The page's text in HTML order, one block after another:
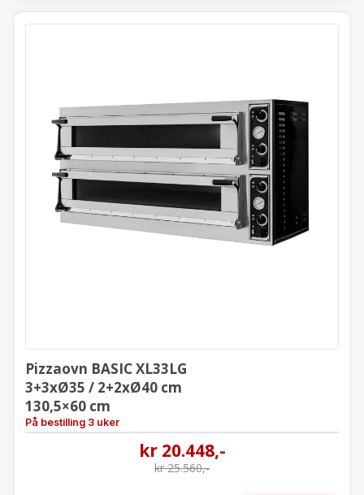
Pizzaovn BASIC XL33LG
3+3xØ35 / 2+2xØ40 cm
130,5×60 cm
Pizzaovn BASIC XL33LG
3+3xØ35 / 2+2xØ40 cm
130,5×60 cm
På bestilling 3 uker
kr20.448,-
kr25.560,-